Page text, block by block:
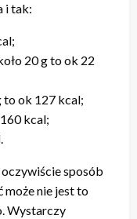
i tak:
20 g to ok 22
to ok 127 kcal;
kcal;
sposób
nie jest to
Wystarczy